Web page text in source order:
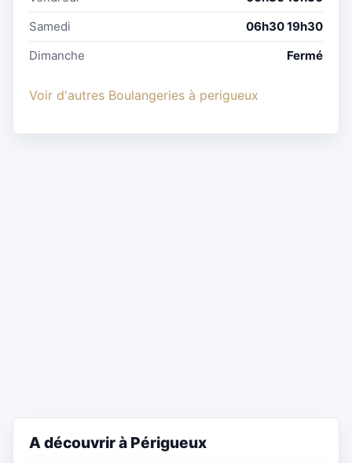
Samedi
06h30 19h30
Dimanche
Fermé
Voir d'autres Boulangeries à perigueux
A découvrir à Périgueux